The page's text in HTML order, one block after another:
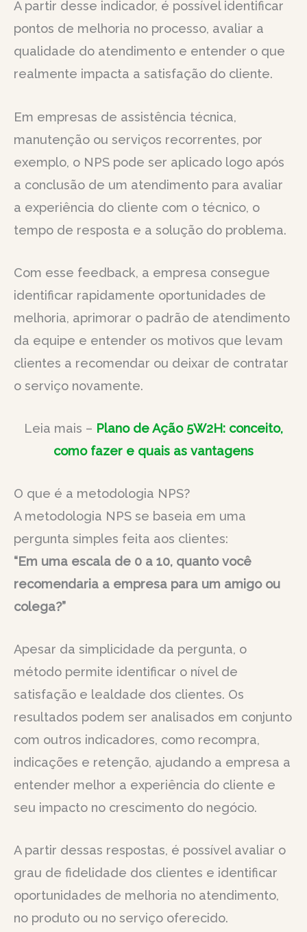
A partir desse indicador, é possível identificar
pontos de melhoria no processo, avaliar a
qualidade do atendimento e entender o que
realmente impacta a satisfação do cliente.
Em empresas de assistência técnica,
manutenção ou serviços recorrentes, por
exemplo, o NPS pode ser aplicado logo após
a conclusão de um atendimento para avaliar
a experiência do cliente com o técnico, o
tempo de resposta e a solução do problema.
Com esse feedback, a empresa consegue
identificar rapidamente oportunidades de
melhoria, aprimorar o padrão de atendimento
da equipe e entender os motivos que levam
clientes a recomendar ou deixar de contratar
o serviço novamente.
Leia mais – Plano de Ação 5W2H: conceito,
como fazer e quais as vantagens
O que é a metodologia NPS?
A metodologia NPS se baseia em uma
pergunta simples feita aos clientes:
“Em uma escala de 0 a 10, quanto você
recomendaria a empresa para um amigo ou
colega?”
Apesar da simplicidade da pergunta, o
método permite identificar o nível de
satisfação e lealdade dos clientes. Os
resultados podem ser analisados em conjunto
com outros indicadores, como recompra,
indicações e retenção, ajudando a empresa a
entender melhor a experiência do cliente e
seu impacto no crescimento do negócio.
A partir dessas respostas, é possível avaliar o
grau de fidelidade dos clientes e identificar
oportunidades de melhoria no atendimento,
no produto ou no serviço oferecido.